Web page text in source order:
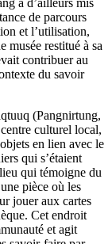
de parcours
et l’utilisation,
musée restitué à sa
contribuer au
du savoir
(Pangnirtung,
culturel local,
en lien avec le
qui s’étaient
qui témoigne du
pièce où les
jouer aux cartes
Cet endroit
et agit